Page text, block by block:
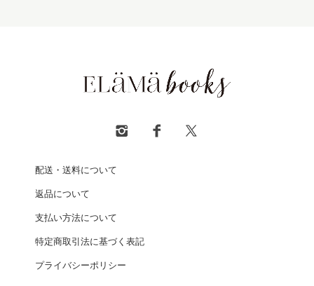
配送・送料について
返品について
支払い方法について
特定商取引法に基づく表記
プライバシーポリシー